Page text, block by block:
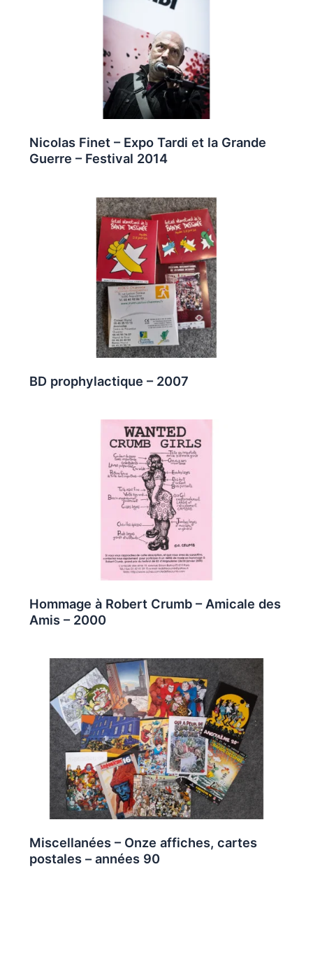
Nicolas Finet – Expo Tardi et la Grande
Guerre – Festival 2014
BD prophylactique – 2007
Hommage à Robert Crumb – Amicale des
Amis – 2000
Miscellanées – Onze affiches, cartes
postales – années 90